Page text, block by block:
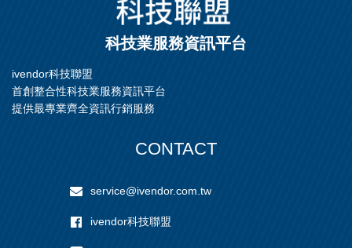
科技業服務資訊平台
ivendor科技聯盟
首創整合性科技業服務資訊平台
提供最專業齊全資訊行銷服務
CONTACT
service@ivendor.com.tw
ivendor科技聯盟